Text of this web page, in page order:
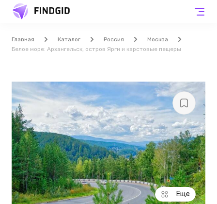
Главная Каталог Россия
Москва
Белое море: Архангельск, остров Ярги и карстовые пещеры
Еще